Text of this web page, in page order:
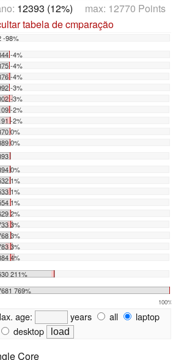
12393 (12%) max: 12770 Points
tabela de cmparação
-98%
-4%
-4%
-4%
-3%
-3%
-2%
-2%
0%
0%
0%
1%
1%
1%
2%
3%
3%
3%
4%
211%
769%
100%
age: years all
laptop
desktop
Core